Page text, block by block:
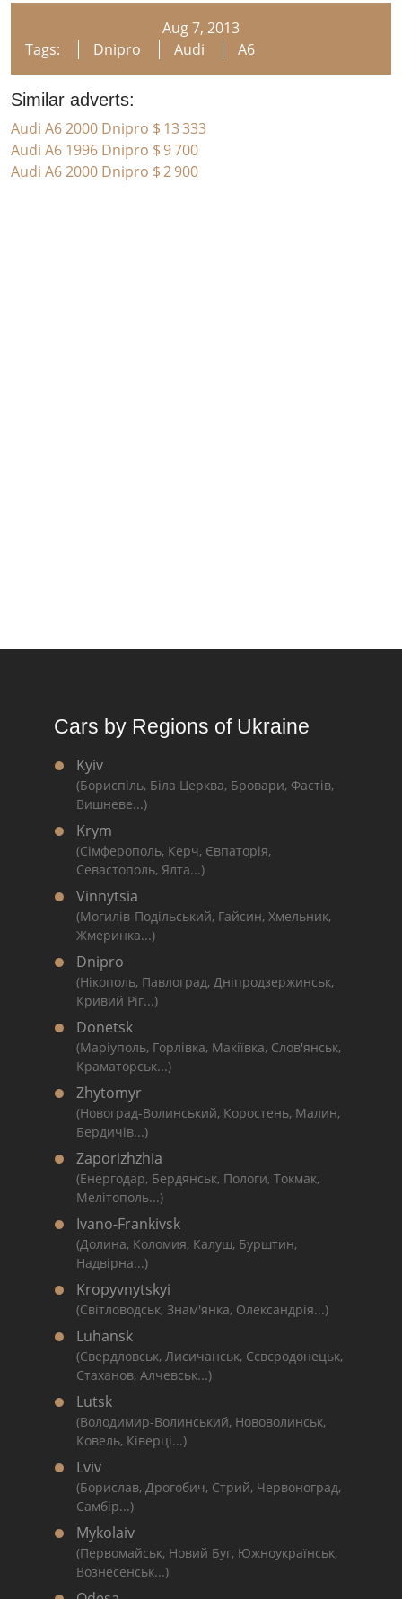
Aug 7, 2013
Tags:
Dnipro Audi A6
Similar adverts:
Audi A6 2000 Dnipro $ 13 333
Audi A6 1996 Dnipro $ 9 700
Audi A6 2000 Dnipro $ 2 900
Cars by Regions of Ukraine
Kyiv
(Бориспіль, Біла Церква, Бровари, Фастів,
Вишневе...)
Krym
(Сімферополь, Керч, Євпаторія,
Севастополь, Ялта...)
Vinnytsia
(Могилів-Подільський, Гайсин, Хмельник,
Жмеринка...)
Dnipro
(Нікополь, Павлоград, Дніпродзержинськ,
Кривий Ріг...)
Donetsk
(Маріуполь, Горлівка, Макіївка, Слов'янськ,
Краматорськ...)
Zhytomyr
(Новоград-Волинський, Коростень, Малин,
Бердичів...)
Zaporizhzhia
(Енергодар, Бердянськ, Пологи, Токмак,
Мелітополь...)
Ivano-Frankivsk
(Долина, Коломия, Калуш, Бурштин,
Надвірна...)
Kropyvnytskyi
(Світловодськ, Знам'янка, Олександрія...)
Luhansk
(Свердловськ, Лисичанськ, Сєвєродонецьк,
Стаханов, Алчевськ...)
Lutsk
(Володимир-Волинський, Нововолинськ,
Ковель, Ківерці...)
Lviv
(Борислав, Дрогобич, Стрий, Червоноград,
Самбір...)
Mykolaiv
(Первомайськ, Новий Буг, Южноукраїнськ,
Вознесенськ...)